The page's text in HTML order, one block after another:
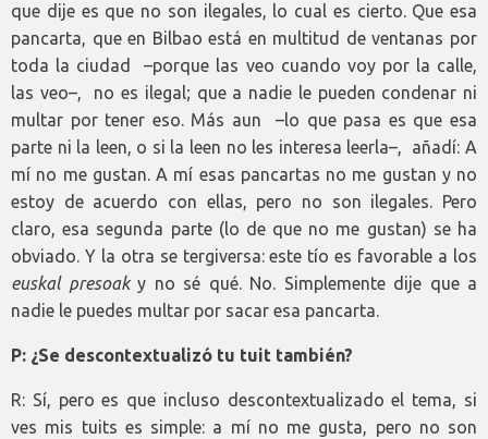
que dije es que no son ilegales, lo cual es cierto. Que esa
pancarta, que en Bilbao está en multitud de ventanas por
toda la ciudad –porque las veo cuando voy por la calle,
las veo–, no es ilegal; que a nadie le pueden condenar ni
multar por tener eso. Más aun –lo que pasa es que esa
parte ni la leen, o si la leen no les interesa leerla–, añadí: A
mí no me gustan. A mí esas pancartas no me gustan y no
estoy de acuerdo con ellas, pero no son ilegales. Pero
claro, esa segunda parte (lo de que no me gustan) se ha
obviado. Y la otra se tergiversa: este tío es favorable a los
euskal presoaky no sé qué. No. Simplemente dije que a
nadie le puedes multar por sacar esa pancarta.
P: ¿Se descontextualizó tu tuit también?
R: Sí, pero es que incluso descontextualizado el tema, si
ves mis tuits es simple: a mí no me gusta, pero no son